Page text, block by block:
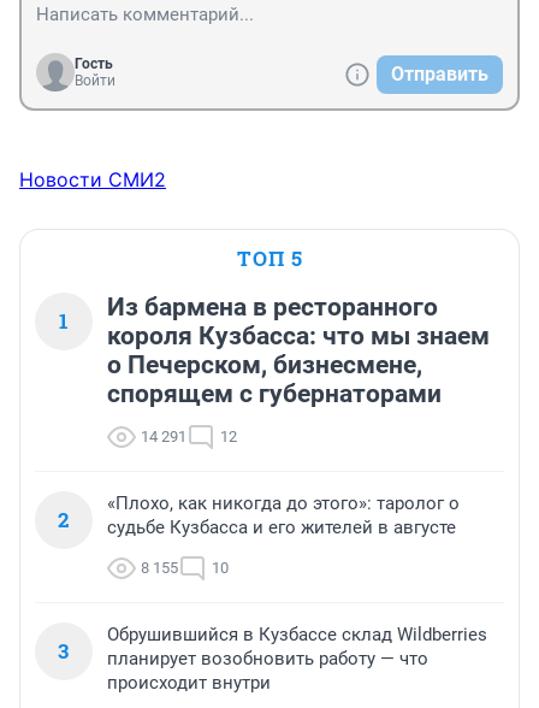
Гость
Войти
Отправить
Новости СМИ2
ТОП 5
1
Из бармена в ресторанного
короля Кузбасса: что мы знаем
о Печерском, бизнесмене,
спорящем с губернаторами
14 291 12
2
«Плохо, как никогда до этого»: таролог о
судьбе Кузбасса и его жителей в августе
8 155 10
3
Обрушившийся в Кузбассе склад Wildberries
планирует возобновить работу — что
происходит внутри